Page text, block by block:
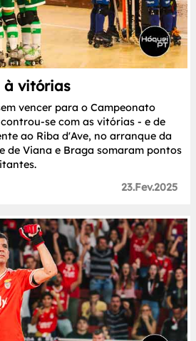
à vitórias
vencer para o Campeonato
se com as vitórias - e de
ao Riba d'Ave, no arranque da
de Viana e Braga somaram pontos
23.Fev.2025